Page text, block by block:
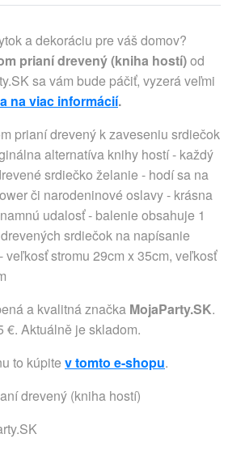
a dekoráciu pre váš domov?
prianí drevený (kniha hostí)od
sa vám bude páčiť, vyzerá veľmi
na viac informácií.
prianí drevený k zaveseniu srdiečok
alternatíva knihy hostí - každý
srdiečko želanie - hodí sa na
či narodeninové oslavy - krásna
udalosť - balenie obsahuje 1
srdiečok na napísanie
veľkosť stromu 29cm x 35cm, veľkosť
a kvalitná značka MojaParty.SK.
€. Aktuálně je skladom.
to kúpite v tomto e-shopu.
drevený (kniha hostí)